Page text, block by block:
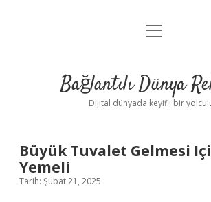
Anasayfa
Yasal Uyarı
menüyü
Bağlantılı Dünya
Dijital dünyada keyifli bir
Büyük Tuvalet Gelmesi
Yemeli
Tarih: Şubat 21, 2025